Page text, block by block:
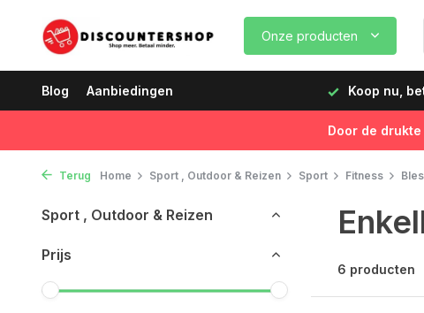
Onze producten
Blog Aanbiedingen
vóór 12:00 uur, de volgende dag geleverd! Koop nu,
Door de
Terug Home Sport , Outdoor & Reizen Sport Fitness
Sport , Outdoor & Reizen
Prijs
6 producten